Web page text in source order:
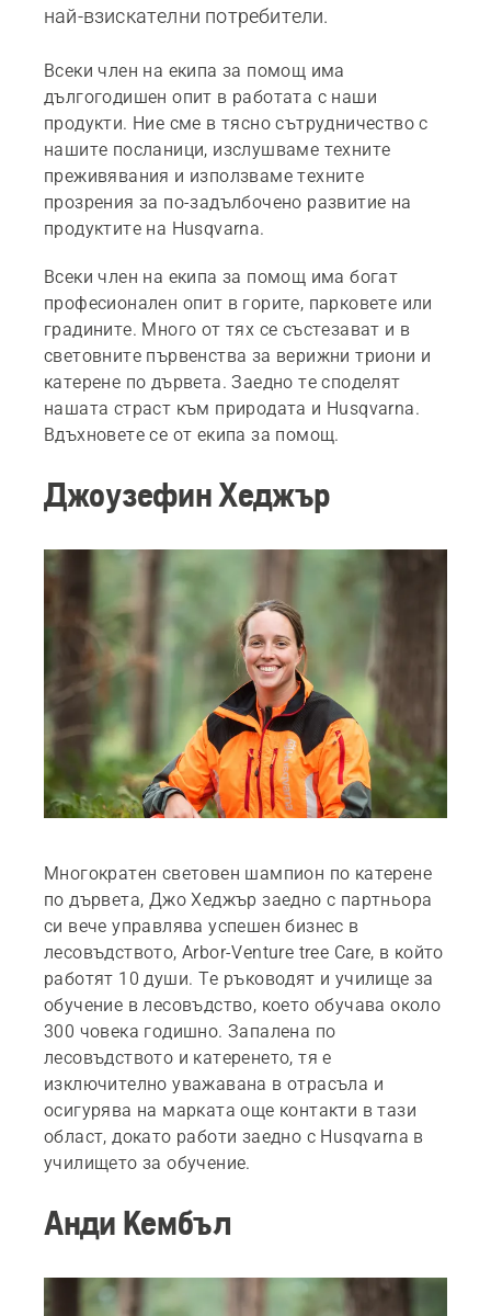
най-взискателни потребители.
Всеки член на екипа за помощ има
дългогодишен опит в работата с наши
продукти. Ние сме в тясно сътрудничество с
нашите посланици, изслушваме техните
преживявания и използваме техните
прозрения за по-задълбочено развитие на
продуктите на Husqvarna.
Всеки член на екипа за помощ има богат
професионален опит в горите, парковете или
градините. Много от тях се състезават и в
световните първенства за верижни триони и
катерене по дървета. Заедно те споделят
нашата страст към природата и Husqvarna.
Вдъхновете се от екипа за помощ.
Джоузефин Хеджър
Многократен световен шампион по катерене
по дървета, Джо Хеджър заедно с партньора
си вече управлява успешен бизнес в
лесовъдството, Arbor-Venture tree Care, в който
работят 10 души. Те ръководят и училище за
обучение в лесовъдство, което обучава около
300 човека годишно. Запалена по
лесовъдството и катеренето, тя е
изключително уважавана в отрасъла и
осигурява на марката още контакти в тази
област, докато работи заедно с Husqvarna в
училището за обучение.
Анди Кембъл